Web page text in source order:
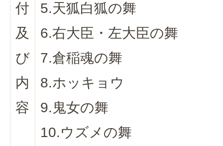
付
及
び
内
容
5.天狐白狐の舞
6.右大臣・左大臣の舞
7.倉稲魂の舞
8.ホッキョウ
9.鬼女の舞
10.ウズメの舞